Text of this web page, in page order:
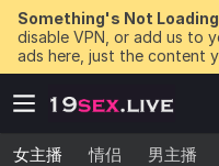
Something's Not
disable VPN, or add us to
ads here, just the content
女主播 情侣 男主播